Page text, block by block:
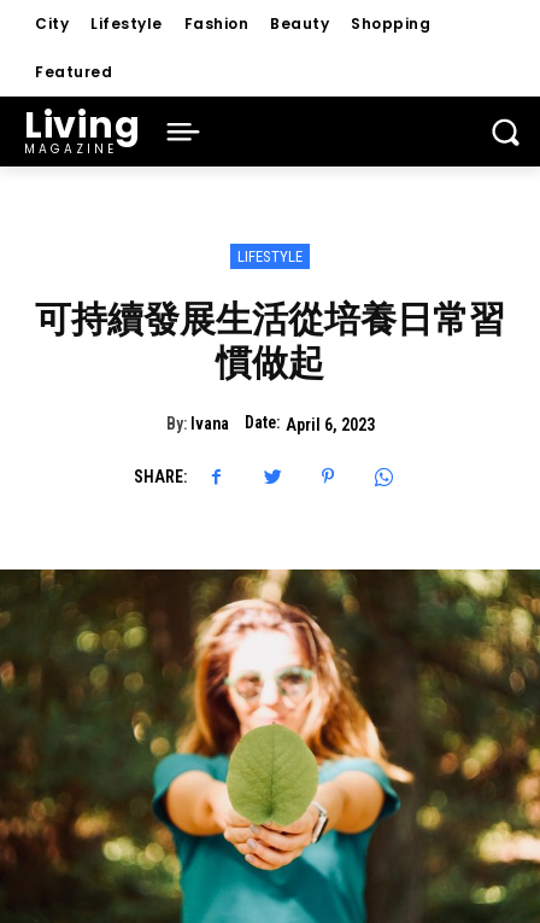
City Lifestyle Fashion Beauty Shopping
Featured
Living
MAGAZINE
LIFESTYLE
可持續發展生活從培養日常習
慣做起
By: Ivana Date: April 6, 2023
SHARE: